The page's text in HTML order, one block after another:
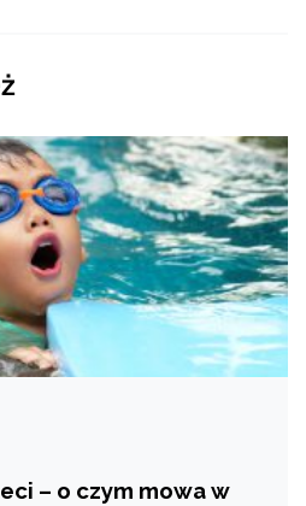
– o czym mowa w